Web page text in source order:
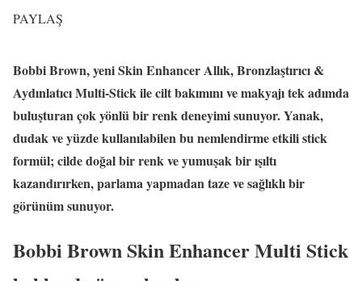
PAYLAŞ
Bobbi Brown, yeni Skin Enhancer Allık, Bronzlaştırıcı &
Aydınlatıcı Multi-Stick ile cilt bakımını ve makyajı tek adımda
buluşturan çok yönlü bir renk deneyimi sunuyor. Yanak,
dudak ve yüzde kullanılabilen bu nemlendirme etkili stick
formül; cilde doğal bir renk ve yumuşak bir ışıltı
kazandırırken, parlama yapmadan taze ve sağlıklı bir
görünüm sunuyor.
Bobbi Brown Skin Enhancer Multi Stick